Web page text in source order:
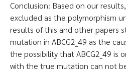
Conclusion: Based on our
excluded as the polymorphism
results of this and other papers
mutation in ABCG2_49 as the
the possibility that ABCG2_49 is
with the true mutation can not